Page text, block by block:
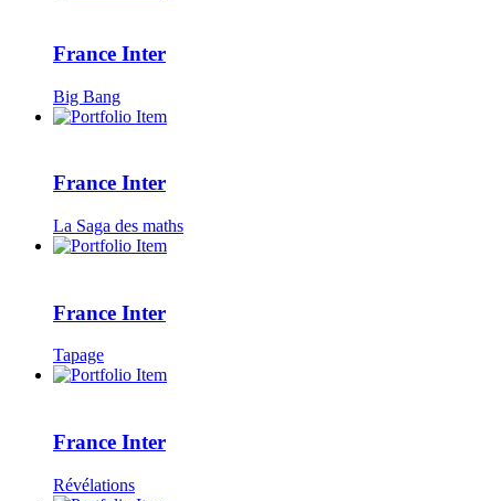
France Inter
Big Bang
France Inter
La Saga des maths
France Inter
Tapage
France Inter
Révélations